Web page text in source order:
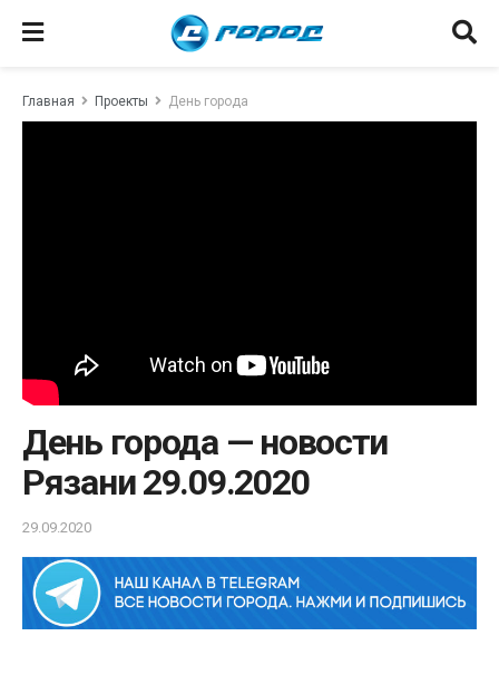
Главная Проекты День города
День города — новости
Рязани 29.09.2020
29.09.2020